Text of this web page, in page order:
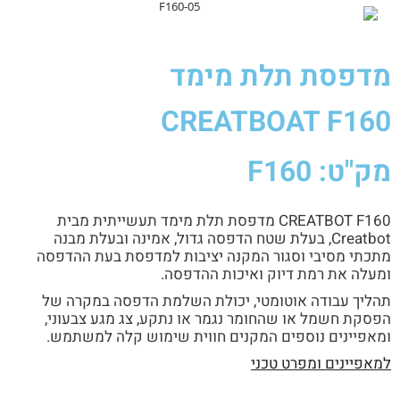
מדפסת תלת מימד
CREATBOAT F160
מק"ט: F160
CREATBOT F160 מדפסת תלת מימד תעשייתית מבית
Creatbot, בעלת שטח הדפסה גדול, אמינה ובעלת מבנה
מתכתי מסיבי וסגור המקנה יציבות למדפסת בעת ההדפסה
ומעלה את רמת דיוק ואיכות ההדפסה.
תהליך עבודה אוטומטי, יכולת השלמת הדפסה במקרה של
הפסקת חשמל או שהחומר נגמר או נתקע, צג מגע צבעוני,
ומאפיינים נוספים המקנים חווית שימוש קלה למשתמש.
למאפיינים ומפרט טכני